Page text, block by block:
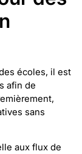
écoles, il est
afin de
sans
aux flux de